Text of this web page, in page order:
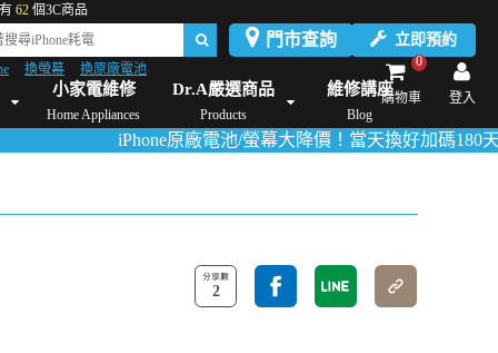
門市查詢 立即預約
62 個3C商品
換螢幕
換原廠電池
登入
0
購物車
小家電維修
Home Appliances
Dr.A嚴選商品
Products
維修講座
Blog
Dyson維修/價格 Mac Mini維修/價格 iMac維修/價格 Xbox維修/價格 伊萊
iPhone原廠電池/螢幕大降價！當天換好加碼180天保固！活動
2